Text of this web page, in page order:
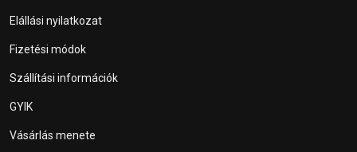
Elállási nyilatkozat
Fizetési módok
Szállítási információk
GYIK
Vásárlás menete